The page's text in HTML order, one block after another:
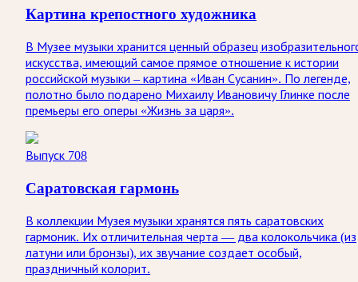
Картина крепостного художника
В Музее музыки хранится ценный образец
искусства, имеющий самое прямое отношение к истории
российской музыки – картина «Иван Сусанин». По легенде,
полотно было подарено Михаилу Ивановичу Глинке после
премьеры его оперы «Жизнь за царя».
Выпуск 708
Саратовская гармонь
В коллекции Музея музыки хранятся пять саратовских
гармоник. Их отличительная черта — два колокольчика (из
латуни или бронзы), их звучание создает особый,
праздничный колорит.